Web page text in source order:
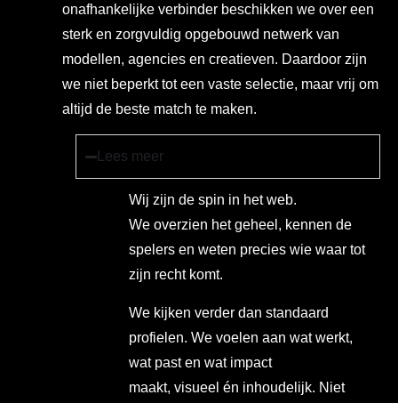
onafhankelijke verbinder beschikken we over een
sterk en zorgvuldig opgebouwd netwerk van
modellen, agencies en creatieven. Daardoor zijn
we niet beperkt tot een vaste selectie, maar vrij om
altijd de beste match te maken.
Lees meer
Wij zijn de spin in het web.
We overzien het geheel, kennen de
spelers en weten precies wie waar tot
zijn recht komt.
We kijken verder dan standaard
profielen. We voelen aan wat werkt,
wat past en wat impact
maakt, visueel én inhoudelijk. Niet